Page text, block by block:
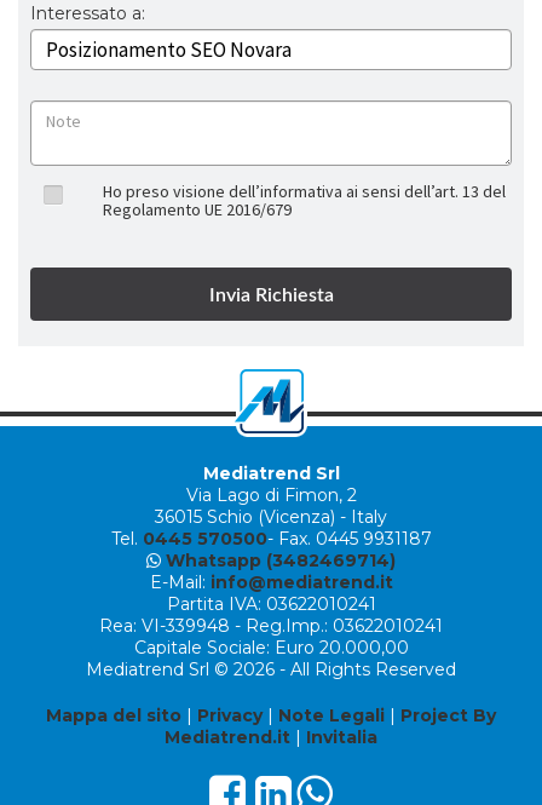
Interessato a:
Ho preso visione dell’informativa ai sensi dell’art. 13 del
Regolamento UE 2016/679
Mediatrend Srl
Via Lago di Fimon, 2
36015 Schio (Vicenza) - Italy
Tel. 0445 570500- Fax. 0445 9931187
Whatsapp (3482469714)
E-Mail: info@mediatrend.it
Partita IVA: 03622010241
Rea: VI-339948 - Reg.Imp.: 03622010241
Capitale Sociale: Euro 20.000,00
Mediatrend Srl © 2026 - All Rights Reserved
Mappa del sito | Privacy| Note Legali | Project By
Mediatrend.it | Invitalia